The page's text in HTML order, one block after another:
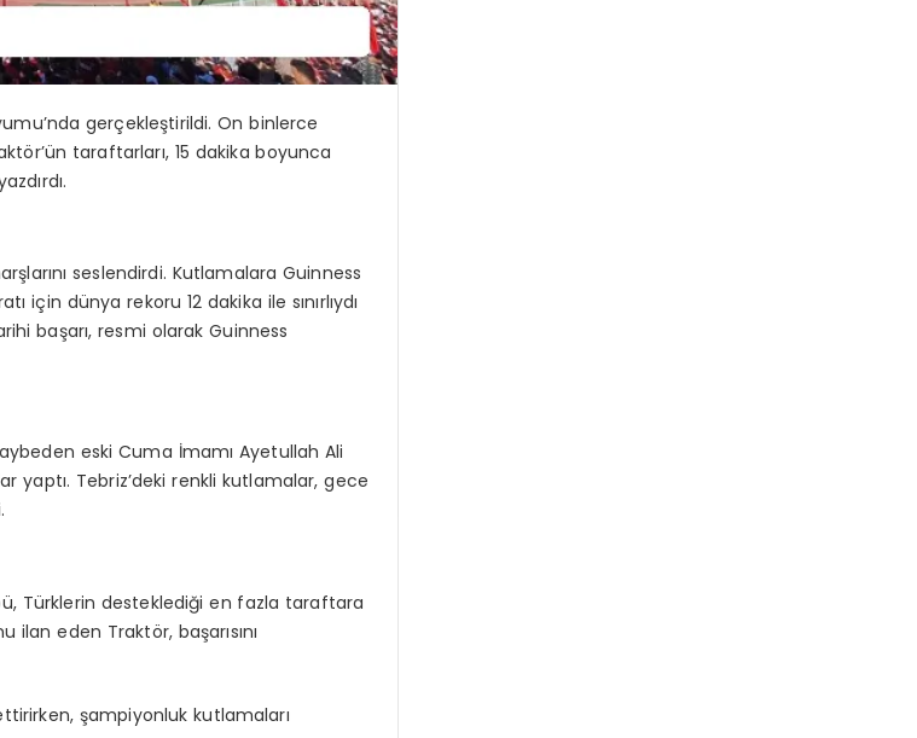
gerçekleştirildi. On binlerce
taraftarları, 15 dakika boyunca
seslendirdi. Kutlamalara Guinness
için dünya rekoru 12 dakika ile sınırlıydı
başarı, resmi olarak Guinness
eski Cuma İmamı Ayetullah Ali
Tebriz’deki renkli kutlamalar, gece
Türklerin desteklediği en fazla taraftara
eden Traktör, başarısını
şampiyonluk kutlamaları